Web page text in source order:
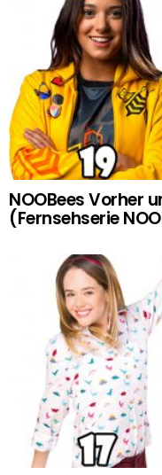
NOOBees Vorher
(Fernsehserie